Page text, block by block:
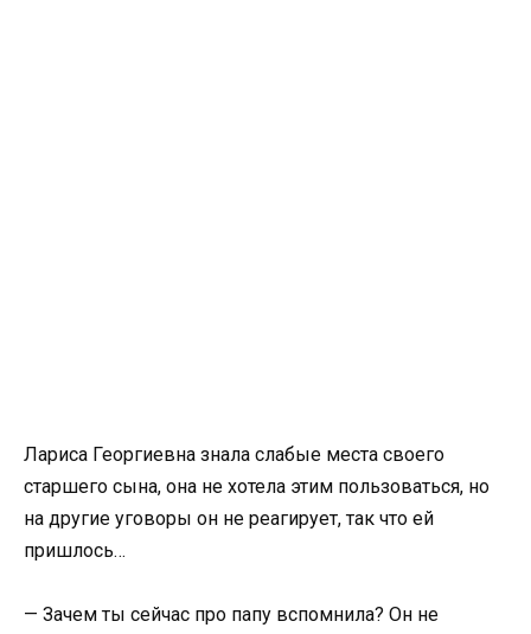
Лариса Георгиевна знала слабые места своего
старшего сына, она не хотела этим пользоваться, но
на другие уговоры он не реагирует, так что ей
пришлось…
— Зачем ты сейчас про папу вспомнила? Он не